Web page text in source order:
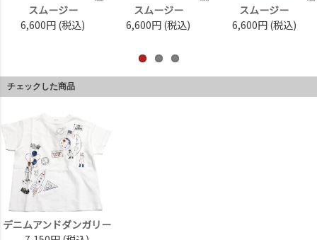
スムージー
6,600円 (税込)
スムージー
6,600円 (税込)
スムージー
6,600円 (税込)
チェックした商品
デニムアンドダンガリー